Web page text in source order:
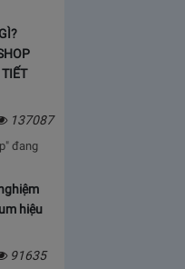
137087
đang
hiệu
91635